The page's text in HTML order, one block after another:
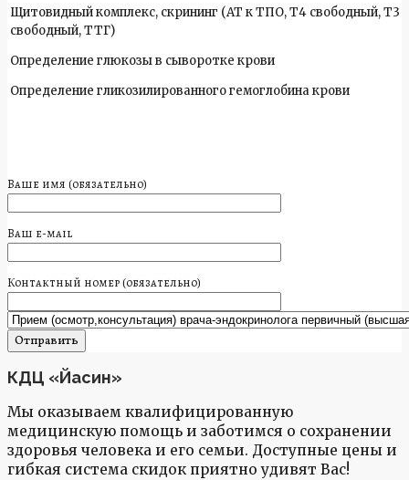
Щитовидный комплекс, скрининг (АТ к ТПО, Т4 свободный, Т3
свободный, ТТГ)
Определение глюкозы в сыворотке крови
Определение гликозилированного гемоглобина крови
Ваше имя (обязательно)
Ваш e-mail
Контактный номер (обязательно)
КДЦ «Йасин»
Мы оказываем квалифицированную
медицинскую помощь и заботимся о сохранении
здоровья человека и его семьи. Доступные цены и
гибкая система скидок приятно удивят Вас!